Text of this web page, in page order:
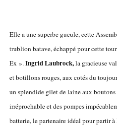
Elle a une superbe gueule, cette
trublion batave, échappé pour cette
Ex ».Ingrid Laubrock,la gracieuse
et botillons rouges, aux cotés du
un splendide gilet de laine aux
irréprochable et des pompes
batterie, le partenaire idéal pour partir à